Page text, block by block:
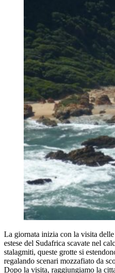
La giornata inizia con la visita
estese del Sudafrica scavate nel
stalagmiti, queste grotte si
regalando scenari mozzafiato da
Dopo la visita, raggiungiamo la